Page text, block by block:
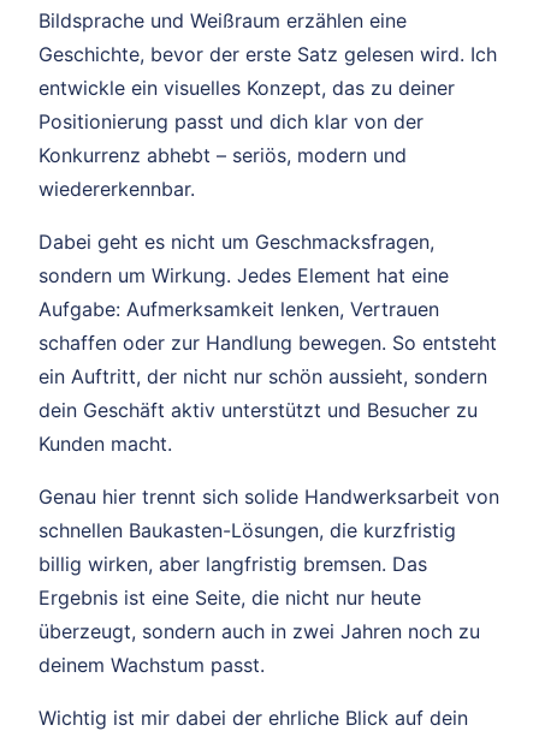
Bildsprache und Weißraum erzählen eine
Geschichte, bevor der erste Satz gelesen wird. Ich
entwickle ein visuelles Konzept, das zu deiner
Positionierung passt und dich klar von der
Konkurrenz abhebt – seriös, modern und
wiedererkennbar.
Dabei geht es nicht um Geschmacksfragen,
sondern um Wirkung. Jedes Element hat eine
Aufgabe: Aufmerksamkeit lenken, Vertrauen
schaffen oder zur Handlung bewegen. So entsteht
ein Auftritt, der nicht nur schön aussieht, sondern
dein Geschäft aktiv unterstützt und Besucher zu
Kunden macht.
Genau hier trennt sich solide Handwerksarbeit von
schnellen Baukasten-Lösungen, die kurzfristig
billig wirken, aber langfristig bremsen. Das
Ergebnis ist eine Seite, die nicht nur heute
überzeugt, sondern auch in zwei Jahren noch zu
deinem Wachstum passt.
Wichtig ist mir dabei der ehrliche Blick auf dein